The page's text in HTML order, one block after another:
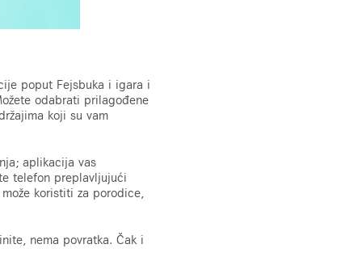
poput Fejsbuka i igara i
odabrati prilagođene
koji su vam
aplikacija vas
telefon preplavljujući
koristiti za porodice,
nema povratka. Čak i